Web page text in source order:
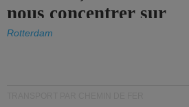
nous concentrer sur
les ports.
Rotterdam